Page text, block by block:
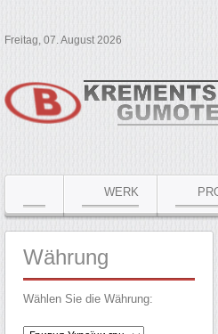
Freitag, 07. August 2026
WERK
Währung
Wählen Sie die Währung: